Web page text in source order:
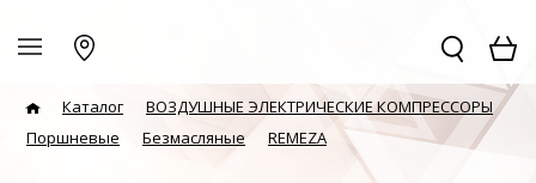
Каталог
ВОЗДУШНЫЕ ЭЛЕКТРИЧЕСКИЕ КОМПРЕССОРЫ
Поршневые
Безмасляные REMEZA